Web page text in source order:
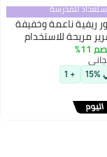
للمدرسة
ريفية ناعمة وخفيفة
مريحة للاستخدام
المنزلي والسفر مقاس 127 × 152
والعاجي
11%
+ 1